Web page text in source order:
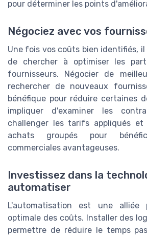
pour déterminer les points
Négociez avec vos
Une fois vos coûts bien identifiés,
de chercher à optimiser les
fournisseurs. Négocier de
rechercher de nouveaux
bénéfique pour réduire certaines
impliquer d'examiner les
challenger les tarifs appliqués et
achats groupés pour
commerciales avantageuses.
Investissez dans la
automatiser
L'automatisation est une alliée
optimale des coûts. Installer des
permettre de réduire le temps